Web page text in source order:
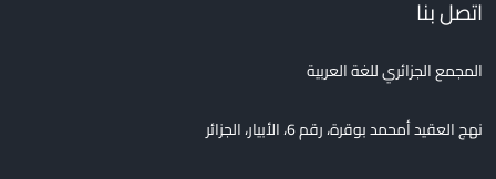
اتصل بنا
المجمع الجزائري للغة العربية
نهج العقيد أمحمد بوقرة، رقم 6، الأبيار، الجزائر